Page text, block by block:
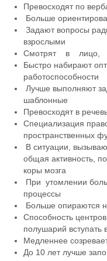
Превосходят по
Больше
Задают вопросы
взрослыми
Смотрят в лицо,
Быстро набирают
работоспособности
Лучше выполняют
шаблонные
Превосходят в
Специализация
пространственных
В ситуации,
общая активность,
коры мозга
При утомлении
процессы
Больше опираются
Способность
полушарий
Медленнее
До 10 лет лучше